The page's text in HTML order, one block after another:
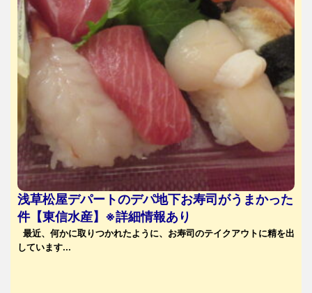
浅草松屋デパートのデパ地下お寿司がうまかった
件【東信水産】※詳細情報あり
最近、何かに取りつかれたように、お寿司のテイクアウトに精を出
しています...